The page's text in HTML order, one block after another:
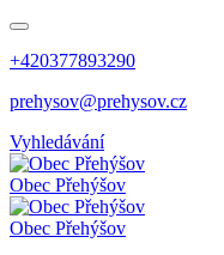
+420377893290
prehysov@prehysov.cz
Vyhledávání
Obec Přehýšov
Obec Přehýšov